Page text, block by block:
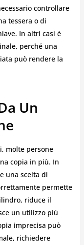
controllare
tessera o di
In altri casi è
perché una
può rendere la
Un
molte persone
copia in più. In
una scelta di
permette
riduce il
un utilizzo più
imprecisa può
richiedere